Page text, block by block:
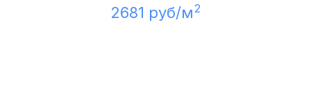
2681 руб/м2